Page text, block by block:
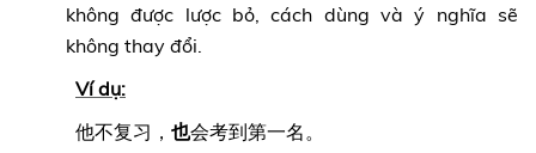
không được lược bỏ, cách dùng và ý nghĩa sẽ
không thay đổi.
Ví dụ:
他不复习， 也会考到第一名。